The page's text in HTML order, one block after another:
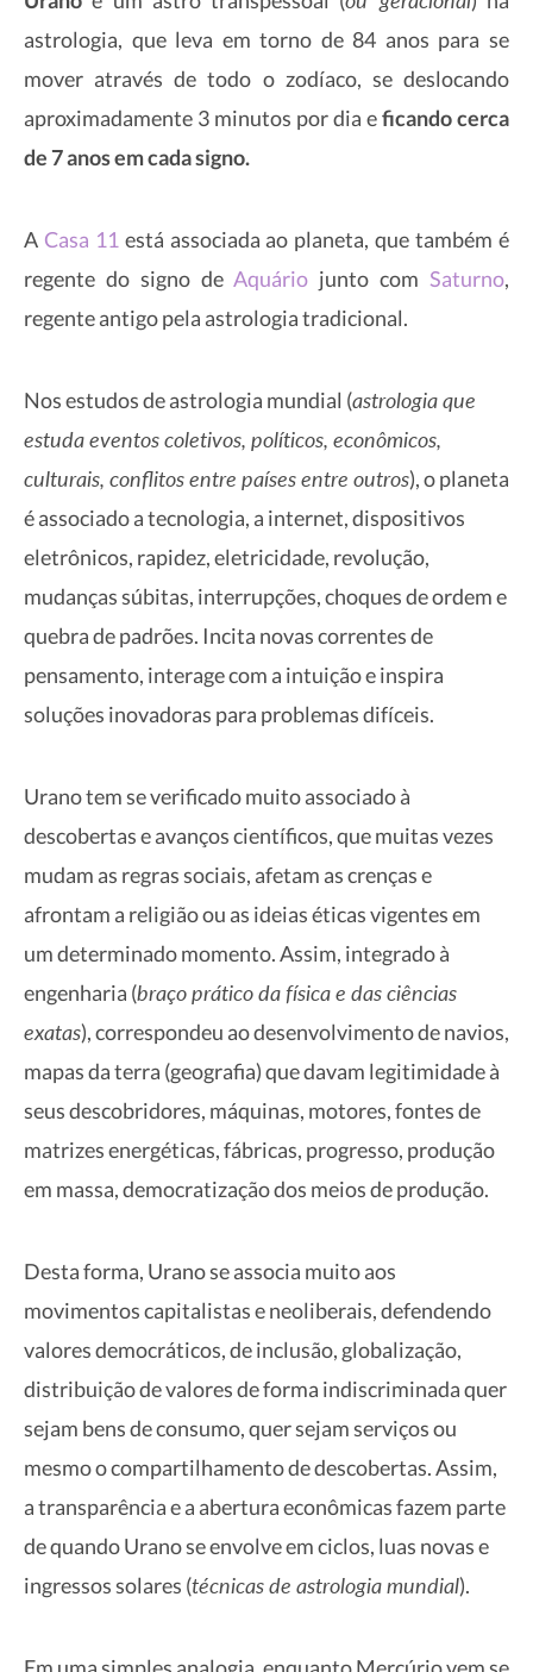
astrologia, que leva em torno de 84 anos para se
mover através de todo o zodíaco, se deslocando
aproximadamente 3 minutos por dia eficando cerca
de 7 anos em cada signo.
A Casa 11 está associada ao planeta, que também é
regente do signo deAquário junto comSaturno,
regente antigo pela astrologia tradicional.
Nos estudos de astrologia mundial (astrologia que
estuda eventos coletivos, políticos, econômicos,
culturais, conflitos entre países entre outros), o planeta
é associado a tecnologia, a internet, dispositivos
eletrônicos, rapidez, eletricidade, revolução,
mudanças súbitas, interrupções, choques de ordem e
quebra de padrões. Incita novas correntes de
pensamento, interage com a intuição e inspira
soluções inovadoras para problemas difíceis.
Urano tem se verificado muito associado à
descobertas e avanços científicos, que muitas vezes
mudam as regras sociais, afetam as crenças e
afrontam a religião ou as ideias éticas vigentes em
um determinado momento. Assim, integrado à
engenharia (braço prático da física e das ciências
exatas), correspondeu ao desenvolvimento de navios,
mapas da terra (geografia) que davam legitimidade à
seus descobridores, máquinas, motores, fontes de
matrizes energéticas, fábricas, progresso, produção
em massa, democratização dos meios de produção.
Desta forma, Urano se associa muito aos
movimentos capitalistas e neoliberais, defendendo
valores democráticos, de inclusão, globalização,
distribuição de valores de forma indiscriminada quer
sejam bens de consumo, quer sejam serviços ou
mesmo o compartilhamento de descobertas. Assim,
a transparência e a abertura econômicas fazem parte
de quando Urano se envolve em ciclos, luas novas e
ingressos solares (técnicas de astrologia mundial).